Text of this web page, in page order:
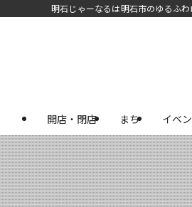
明石じゃーなるは明石市のゆるふ
開店・閉店 まち イベ